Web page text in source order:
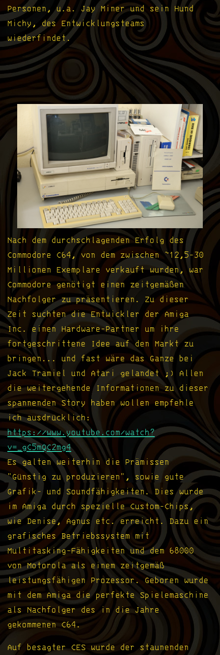
Personen, u.a. Jay Miner und sein Hund
Michy, des Entwicklungsteams
wiederfindet.
Nach dem durchschlagenden Erfolg des
Commodore C64, von dem zwischen ~12,5-30
Millionen Exemplare verkauft wurden, war
Commodore genötigt einen zeitgemäßen
Nachfolger zu präsentieren. Zu dieser
Zeit suchten die Entwickler der Amiga
Inc. einen Hardware-Partner um ihre
fortgeschrittene Idee auf den Markt zu
bringen... und fast wäre das Ganze bei
Jack Tramiel und Atari gelandet ;) Allen
die weitergehende Informationen zu dieser
spannenden Story haben wollen empfehle
ich ausdrücklich:
https://www.youtube.com/watch?
v=_gC5mQC2mg4
Es galten weiterhin die Prämissen
"Günstig zu produzieren", sowie gute
Grafik- und Soundfähigkeiten. Dies wurde
im Amiga durch spezielle Custom-Chips,
wie Denise, Agnus etc. erreicht. Dazu ein
grafisches Betriebssystem mit
Multitasking-Fähigkeiten und dem 68000
von Motorola als einem zeitgemäß
leistungsfähigen Prozessor. Geboren wurde
mit dem Amiga die perfekte Spielemaschine
als Nachfolger des in die Jahre
gekommenen C64.
Auf besagter CES wurde der staunenden